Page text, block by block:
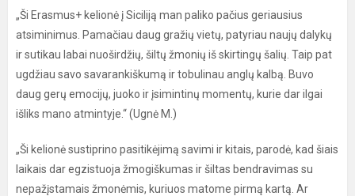
„Ši Erasmus+ kelionė į Siciliją man paliko pačius geriausius
atsiminimus. Pamačiau daug gražių vietų, patyriau naujų dalykų
ir sutikau labai nuoširdžių, šiltų žmonių iš skirtingų šalių. Taip pat
ugdžiau savo savarankiškumą ir tobulinau anglų kalbą. Buvo
daug gerų emocijų, juoko ir įsimintinų momentų, kurie dar ilgai
išliks mano atmintyje.“ (Ugnė M.)
„Ši kelionė sustiprino pasitikėjimą savimi ir kitais, parodė, kad šiais
laikais dar egzistuoja žmogiškumas ir šiltas bendravimas su
nepažįstamais žmonėmis, kuriuos matome pirmą kartą. Ar